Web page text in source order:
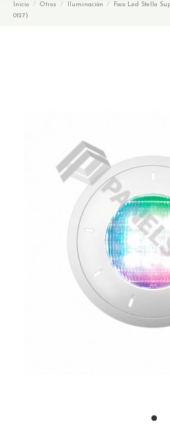
Inicio Otros Iluminación
Foco Led Stella
0127)